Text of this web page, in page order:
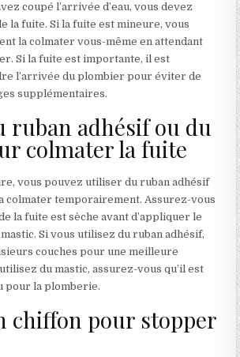
coupé l’arrivée d’eau, vous devez
la fuite. Si la fuite est mineure, vous
la colmater vous-même en attendant
Si la fuite est importante, il est
l’arrivée du plombier pour éviter de
supplémentaires.
ruban adhésif ou du
colmater la fuite
vous pouvez utiliser du ruban adhésif
colmater temporairement. Assurez-vous
la fuite est sèche avant d’appliquer le
Si vous utilisez du ruban adhésif,
couches pour une meilleure
du mastic, assurez-vous qu’il est
pour la plomberie.
chiffon pour stopper